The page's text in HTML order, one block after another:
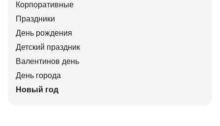
Корпоративные
Праздники
День рождения
Детский праздник
Валентинов день
День города
Новый год